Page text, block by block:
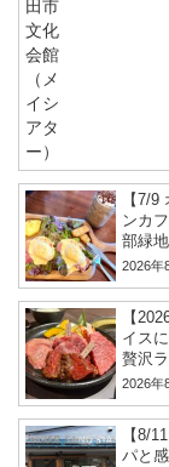
【7/
ンカ
部緑地
2026年
【
イス
贅沢
2026年
【8/
パと